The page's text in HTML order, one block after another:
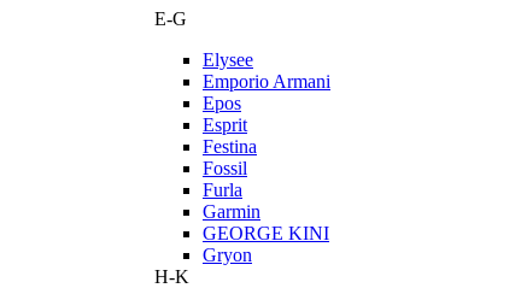
E-G
Elysee
Emporio Armani
Epos
Esprit
Festina
Fossil
Furla
Garmin
GEORGE KINI
Gryon
H-K